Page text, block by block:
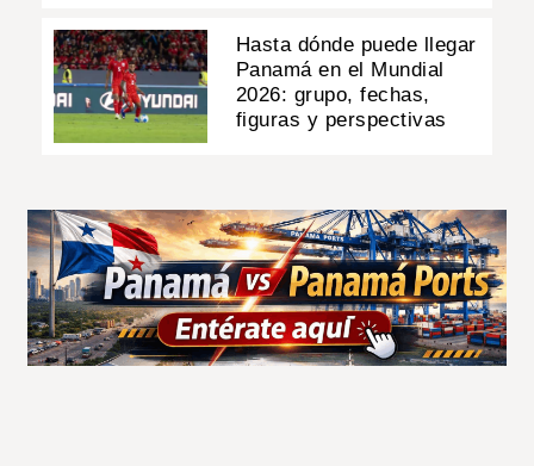
Hasta dónde puede llegar
Panamá en el Mundial
2026: grupo, fechas,
figuras y perspectivas